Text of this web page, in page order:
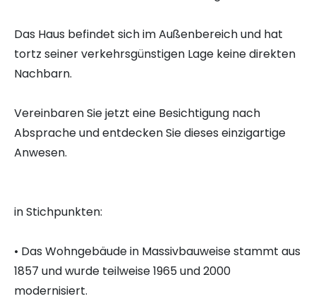
Das Haus befindet sich im Außenbereich und hat
tortz seiner verkehrsgünstigen Lage keine direkten
Nachbarn.
Vereinbaren Sie jetzt eine Besichtigung nach
Absprache und entdecken Sie dieses einzigartige
Anwesen.
in Stichpunkten:
• Das Wohngebäude in Massivbauweise stammt aus
1857 und wurde teilweise 1965 und 2000
modernisiert.